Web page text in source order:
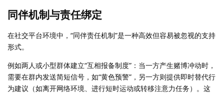
同伴机制与责任绑定
在社交平台环境中，“同伴责任机制”是一种高效但容易被忽视的支持
形式。
例如两人或小型群体建立“互相报备制度”：当一方产生赌博冲动时，
需要在群内发送简短信号，如“黄色预警”，另一方则提供即时替代行
为建议（如离开网络环境、进行短时运动或转移注意力任务）。这